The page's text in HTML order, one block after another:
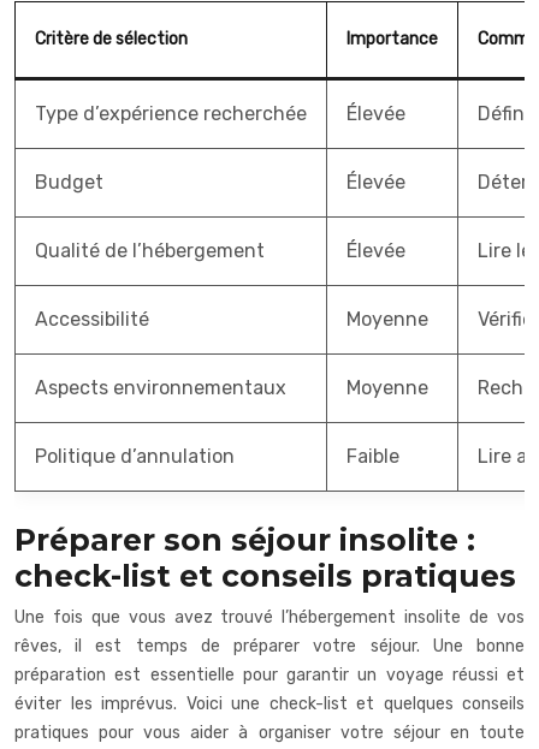
Critère de sélection Importance
Type d’expérience recherchée Élevée
Budget Élevée
Qualité de l’hébergement Élevée Lire
Accessibilité Moyenne
Aspects environnementaux Moyenne
Politique d’annulation Faible Lire
Préparer son séjour insolite :
check-list et conseils pratiques
Une fois que vous avez trouvé l’hébergement insolite de vos
rêves, il est temps de préparer votre séjour. Une bonne
préparation est essentielle pour garantir un voyage réussi et
éviter les imprévus. Voici une check-list et quelques conseils
pratiques pour vous aider à organiser votre séjour en toute